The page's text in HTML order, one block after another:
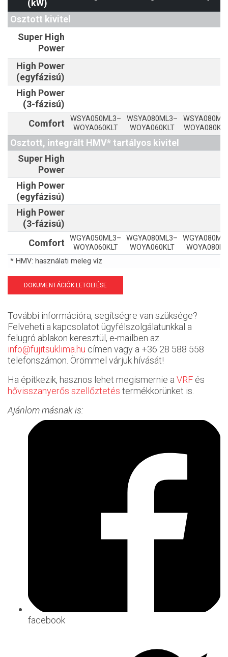
(kW)
Osztott kivitel
Super High
Power
High Power
(egyfázisú)
High Power
(3-fázisú)
Comfort
WSYA050ML3–
WOYA060KLT
WSYA080ML3–
WOYA060KLT
Osztott, integrált HMV* tartályos kivitel
Super High
Power
High Power
(egyfázisú)
High Power
(3-fázisú)
Comfort
WGYA050ML3–
WOYA060KLT
WGYA080ML3–
WOYA060KLT
* HMV: használati meleg víz
DOKUMENTÁCIÓK LETÖLTÉSE
További információra, segítségre van szüksége?
Felveheti a kapcsolatot ügyfélszolgálatunkkal a
felugró ablakon keresztül, e-mailben az
info@fujitsuklima.hu címen vagy a +36 28 588 558
telefonszámon. Örömmel várjuk hívását!
Ha építkezik, hasznos lehet megismernie a VRF és
hővisszanyerős szellőztetés termékkörünket is.
Ajánlom másnak is:
facebook